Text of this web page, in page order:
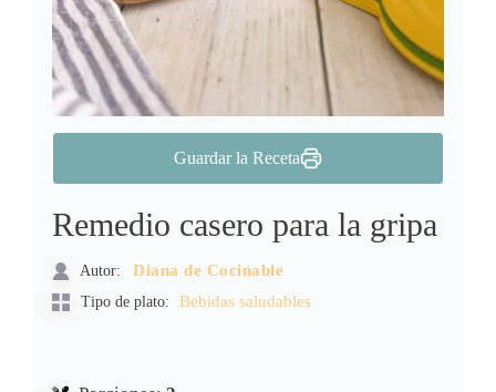
Guardar la Receta
Remedio casero para la gripa
Autor:
Diana de Cocinable
Tipo de plato:
Bebidas saludables